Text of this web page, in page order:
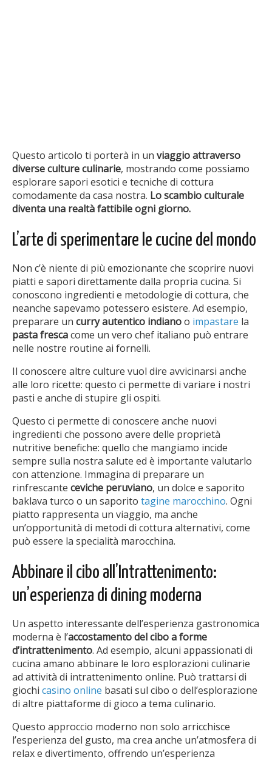
Questo articolo ti porterà in un viaggio attraverso
diverse culture culinarie, mostrando come possiamo
esplorare sapori esotici e tecniche di cottura
comodamente da casa nostra. Lo scambio culturale
diventa una realtà fattibile ogni giorno.
L’arte di sperimentare le cucine del mondo
Non c’è niente di più emozionante che scoprire nuovi
piatti e sapori direttamente dalla propria cucina. Si
conoscono ingredienti e metodologie di cottura, che
neanche sapevamo potessero esistere. Ad esempio,
preparare un curry autentico indianoo impastare la
pasta frescacome un vero chef italiano può entrare
nelle nostre routine ai fornelli.
Il conoscere altre culture vuol dire avvicinarsi anche
alle loro ricette: questo ci permette di variare i nostri
pasti e anche di stupire gli ospiti.
Questo ci permette di conoscere anche nuovi
ingredienti che possono avere delle proprietà
nutritive benefiche: quello che mangiamo incide
sempre sulla nostra salute ed è importante valutarlo
con attenzione. Immagina di preparare un
rinfrescante ceviche peruviano, un dolce e saporito
baklava turco o un saporito tagine marocchino. Ogni
piatto rappresenta un viaggio, ma anche
un’opportunità di metodi di cottura alternativi, come
può essere la specialità marocchina.
Abbinare il cibo all’Intrattenimento:
un’esperienza di dining moderna
Un aspetto interessante dell’esperienza gastronomica
moderna è l’accostamento del cibo a forme
d’intrattenimento. Ad esempio, alcuni appassionati di
cucina amano abbinare le loro esplorazioni culinarie
ad attività di intrattenimento online. Può trattarsi di
giochi casino online basati sul cibo o dell’esplorazione
di altre piattaforme di gioco a tema culinario.
Questo approccio moderno non solo arricchisce
l’esperienza del gusto, ma crea anche un’atmosfera di
relax e divertimento, offrendo un’esperienza